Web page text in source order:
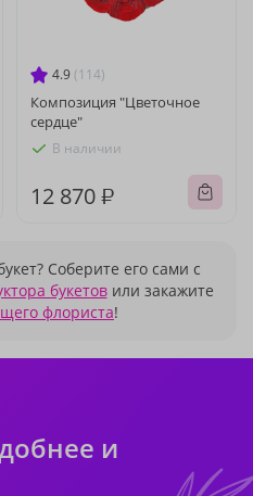
4.9 (114)
Композиция "Цветочное
сердце"
В наличии
12 870 ₽
Соберите его сами с
букетовили закажите
флориста!
и